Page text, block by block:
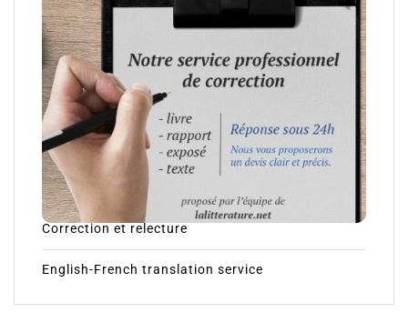
Correction et relecture
English-French translation service